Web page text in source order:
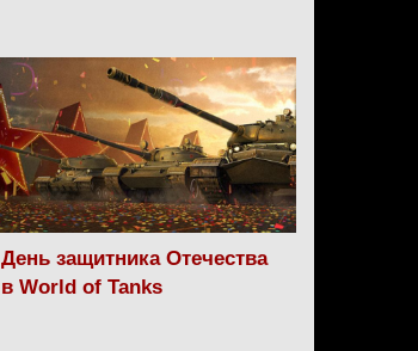
День защитника Отечества
в World of Tanks